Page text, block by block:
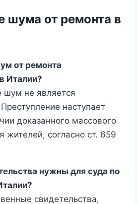
шума от ремонта в
от ремонта
Италии?
шум не является
наступает
доказанного массового
жителей, согласно ст. 659
нужны для суда по
свидетельства,